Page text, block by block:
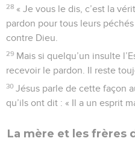
28 « Je vous le dis, c’est la
pardon pour tous leurs
contre Dieu.
29 Mais si quelqu’un insulte
recevoir le pardon. Il reste
30 Jésus parle de cette façon
qu’ils ont dit : « Il a un esprit
La mère et les frères